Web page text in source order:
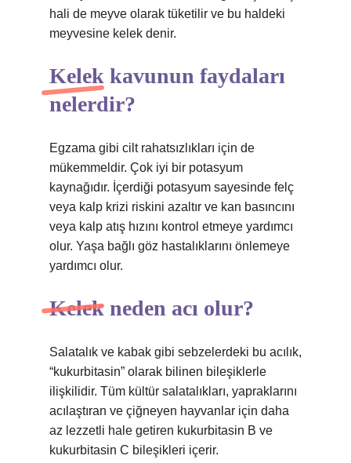
hali de meyve olarak tüketilir ve bu haldeki
meyvesine kelek denir.
Kelek kavunun faydaları
nelerdir?
Egzama gibi cilt rahatsızlıkları için de
mükemmeldir. Çok iyi bir potasyum
kaynağıdır. İçerdiği potasyum sayesinde felç
veya kalp krizi riskini azaltır ve kan basıncını
veya kalp atış hızını kontrol etmeye yardımcı
olur. Yaşa bağlı göz hastalıklarını önlemeye
yardımcı olur.
Kelek neden acı olur?
Salatalık ve kabak gibi sebzelerdeki bu acılık,
“kukurbitasin” olarak bilinen bileşiklerle
ilişkilidir. Tüm kültür salatalıkları, yapraklarını
acılaştıran ve çiğneyen hayvanlar için daha
az lezzetli hale getiren kukurbitasin B ve
kukurbitasin C bileşikleri içerir.